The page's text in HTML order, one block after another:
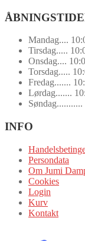
Mandag....
Tirsdag.....
Onsdag....
Torsdag.....
Fredag.......
Lørdag.......
INFO
Persondata
Om Jumi
Cookies
Login
Kurv
Kontakt